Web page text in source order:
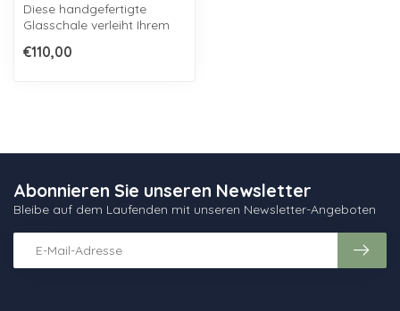
Diese handgefertigte
Glasschale verleiht Ihrem
natürli...
€110,00
Abonnieren Sie unseren Newsletter
Bleibe auf dem Laufenden mit unseren Newsletter-Angeboten